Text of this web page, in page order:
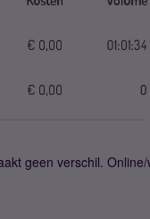
geen verschil.